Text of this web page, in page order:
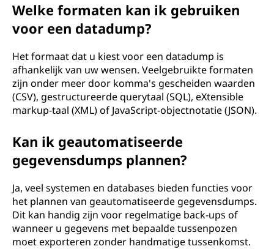
Welke formaten kan ik gebruiken
voor een datadump?
Het formaat dat u kiest voor een datadump is
afhankelijk van uw wensen. Veelgebruikte formaten
zijn onder meer door komma's gescheiden waarden
(CSV), gestructureerde querytaal (SQL), eXtensible
markup-taal (XML) of JavaScript-objectnotatie (JSON).
Kan ik geautomatiseerde
gegevensdumps plannen?
Ja, veel systemen en databases bieden functies voor
het plannen van geautomatiseerde gegevensdumps.
Dit kan handig zijn voor regelmatige back-ups of
wanneer u gegevens met bepaalde tussenpozen
moet exporteren zonder handmatige tussenkomst.